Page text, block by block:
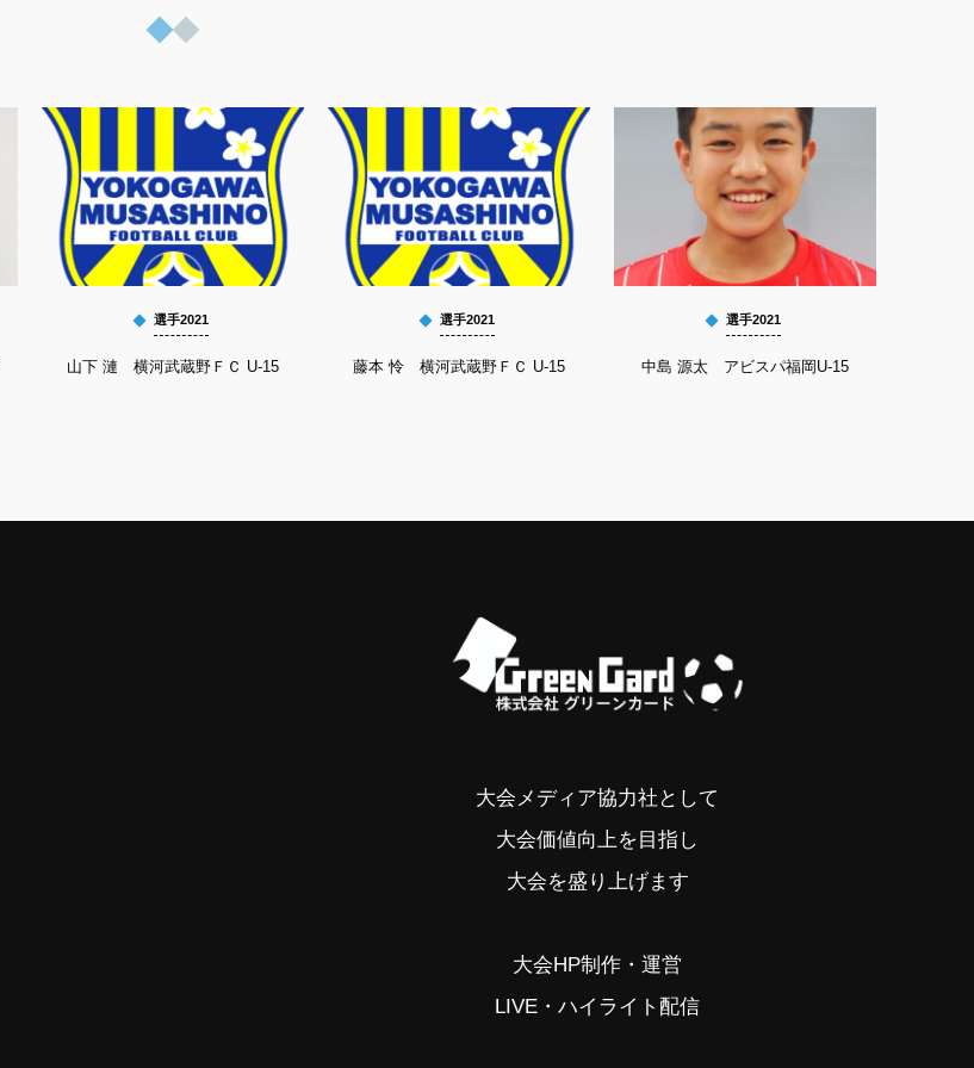
選手2021
山下 漣 横河武蔵野ＦＣ U-15
選手2021
藤本 怜 横河武蔵野ＦＣ U-15
選手2021
中島 源太 アビスパ福岡U-15
大会メディア協力社として
大会価値向上を目指し
大会を盛り上げます
大会HP制作・運営
LIVE・ハイライト配信